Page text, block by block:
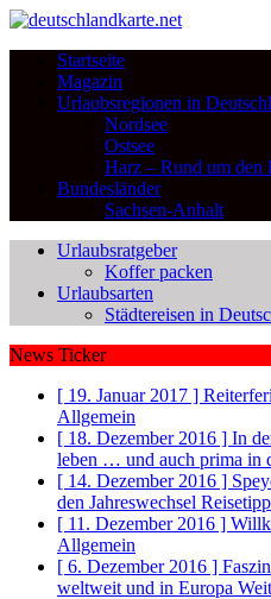
Startseite
Magazin
Urlaubsregionen in
Nordsee
Ostsee
Harz – Rund um den
Bundesländer
Sachsen-Anhalt
Urlaubsratgeber
Koffer packen
Urlaubsarten
Städtereisen in
News Ticker
[ 19. Januar 2017 ]
Allgemein
[ 18. Dezember 2016 ] In
leben … und auch prima in
[ 14. Dezember 2016 ]
den Jahreswechsel
[ 11. Dezember 2016 ]
Allgemein
[ 6. Dezember 2016 ]
weltweit und in Europa